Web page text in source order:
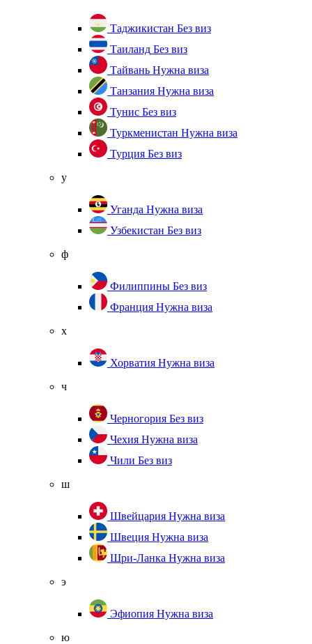
Таджикистан Без виз
Таиланд Без виз
Тайвань Нужна виза
Танзания Нужна виза
Тунис Без виз
Туркменистан Нужна виза
Турция Без виз
у
Уганда Нужна виза
Узбекистан Без виз
ф
Филиппины Без виз
Франция Нужна виза
х
Хорватия Нужна виза
ч
Черногория Без виз
Чехия Нужна виза
Чили Без виз
ш
Швейцария Нужна виза
Швеция Нужна виза
Шри-Ланка Нужна виза
э
Эфиопия Нужна виза
ю